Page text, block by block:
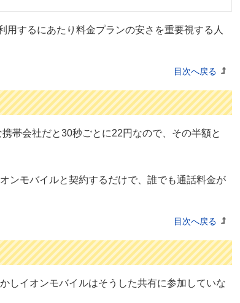
するにあたり料金プランの安さを重要視する人
目次へ戻る
帯会社だと30秒ごとに22円なので、その半額と
ンモバイルと契約するだけで、誰でも通話料金が
目次へ戻る
しイオンモバイルはそうした共有に参加していな